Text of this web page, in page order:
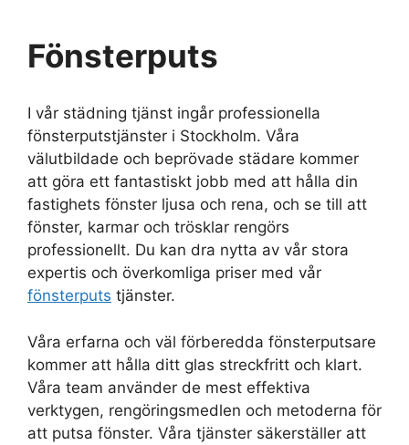
Fönsterputs
I vår städning tjänst ingår professionella
fönsterputstjänster i Stockholm. Våra
välutbildade och beprövade städare kommer
att göra ett fantastiskt jobb med att hålla din
fastighets fönster ljusa och rena, och se till att
fönster, karmar och trösklar rengörs
professionellt. Du kan dra nytta av vår stora
expertis och överkomliga priser med vår
fönsterputs tjänster.
Våra erfarna och väl förberedda fönsterputsare
kommer att hålla ditt glas streckfritt och klart.
Våra team använder de mest effektiva
verktygen, rengöringsmedlen och metoderna för
att putsa fönster. Våra tjänster säkerställer att